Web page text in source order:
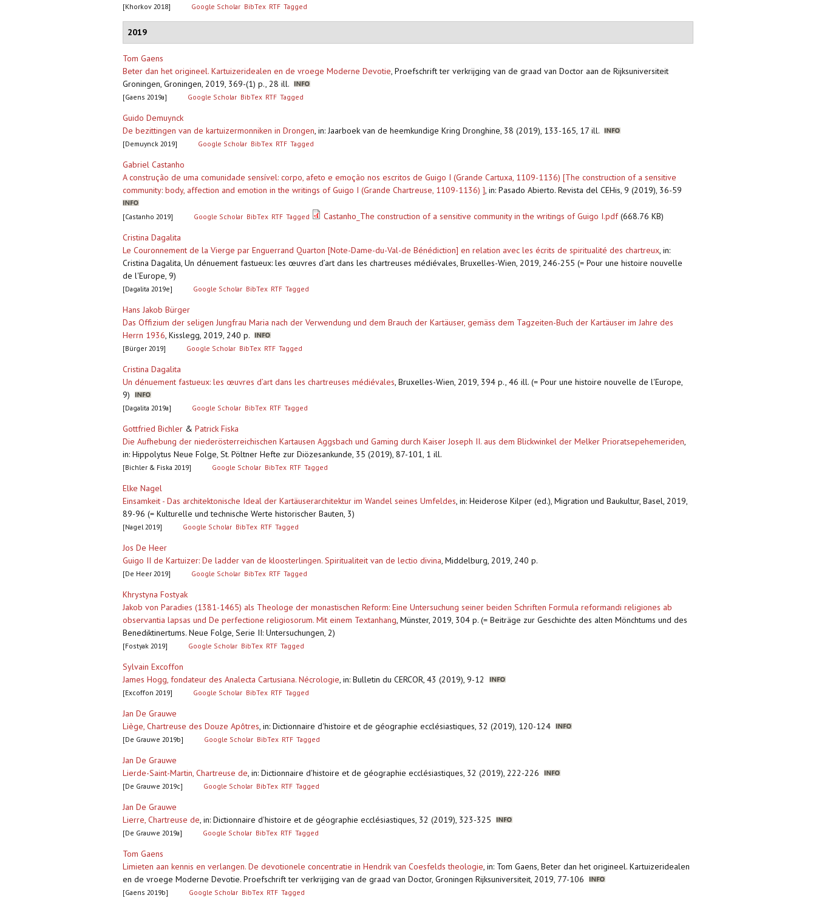
[Khorkov 2018] Google Scholar BibTex RTF Tagged
2019
Tom Gaens
Beter dan het origineel. Kartuizeridealen en de vroege Moderne Devotie, Proefschrift ter verkrijging van de graad van Doctor aan de Rijksuniversiteit
Groningen, Groningen, 2019, 369-(1) p., 28 ill.
[Gaens 2019a] Google Scholar BibTex RTF Tagged
Guido Demuynck
De bezittingen van de kartuizermonniken in Drongen, in: Jaarboek van de heemkundige Kring Dronghine, 38 (2019), 133-165, 17 ill.
[Demuynck 2019] Google Scholar BibTex RTF Tagged
Gabriel Castanho
A construção de uma comunidade sensível: corpo, afeto e emoção nos escritos de Guigo I (Grande Cartuxa, 1109-1136) [The construction of a sensitive
community: body, affection and emotion in the writings of Guigo I (Grande Chartreuse, 1109-1136) ], in: Pasado Abierto. Revista del CEHis, 9 (2019), 36-59
[Castanho 2019] Google Scholar BibTex RTF Tagged Castanho_The construction of a sensitive community in the writings of Guigo I.pdf(668.76 KB)
Cristina Dagalita
Le Couronnement de la Vierge par Enguerrand Quarton [Note-Dame-du-Val-de Bénédiction] en relation avec les écrits de spiritualité des chartreux, in:
Cristina Dagalita, Un dénuement fastueux: les œuvres d’art dans les chartreuses médiévales, Bruxelles-Wien, 2019, 246-255 (= Pour une histoire nouvelle
de l'Europe, 9)
[Dagalita 2019e] Google Scholar BibTex RTF Tagged
Hans Jakob Bürger
Das Offizium der seligen Jungfrau Maria nach der Verwendung und dem Brauch der Kartäuser, gemäss dem Tagzeiten-Buch der Kartäuser im Jahre des
Herrn 1936, Kisslegg, 2019, 240 p.
[Bürger 2019] Google Scholar BibTex RTF Tagged
Cristina Dagalita
Un dénuement fastueux: les œuvres d’art dans les chartreuses médiévales, Bruxelles-Wien, 2019, 394 p., 46 ill. (= Pour une histoire nouvelle de l'Europe,
9)
[Dagalita 2019a] Google Scholar BibTex RTF Tagged
Gottfried Bichler & Patrick Fiska
Die Aufhebung der niederösterreichischen Kartausen Aggsbach und Gaming durch Kaiser Joseph II. aus dem Blickwinkel der Melker Prioratsepehemeriden,
in: Hippolytus Neue Folge, St. Pöltner Hefte zur Diözesankunde, 35 (2019), 87-101, 1 ill.
[Bichler & Fiska 2019] Google Scholar BibTex RTF Tagged
Elke Nagel
Einsamkeit - Das architektonische Ideal der Kartäuserarchitektur im Wandel seines Umfeldes, in: Heiderose Kilper (ed.), Migration und Baukultur, Basel, 2019,
89-96 (= Kulturelle und technische Werte historischer Bauten, 3)
[Nagel 2019] Google Scholar BibTex RTF Tagged
Jos De Heer
Guigo II de Kartuizer: De ladder van de kloosterlingen. Spiritualiteit van de lectio divina, Middelburg, 2019, 240 p.
[De Heer 2019] Google Scholar BibTex RTF Tagged
Khrystyna Fostyak
Jakob von Paradies (1381-1465) als Theologe der monastischen Reform: Eine Untersuchung seiner beiden Schriften Formula reformandi religiones ab
observantia lapsas und De perfectione religiosorum. Mit einem Textanhang, Münster, 2019, 304 p. (= Beiträge zur Geschichte des alten Mönchtums und des
Benediktinertums. Neue Folge, Serie II: Untersuchungen, 2)
[Fostyak 2019] Google Scholar BibTex RTF Tagged
Sylvain Excoffon
James Hogg, fondateur des Analecta Cartusiana. Nécrologie, in: Bulletin du CERCOR, 43 (2019), 9-12
[Excoffon 2019] Google Scholar BibTex RTF Tagged
Jan De Grauwe
Liège, Chartreuse des Douze Apôtres, in: Dictionnaire d'histoire et de géographie ecclésiastiques, 32 (2019), 120-124
[De Grauwe 2019b] Google Scholar BibTex RTF Tagged
Jan De Grauwe
Lierde-Saint-Martin, Chartreuse de, in: Dictionnaire d'histoire et de géographie ecclésiastiques, 32 (2019), 222-226
[De Grauwe 2019c] Google Scholar BibTex RTF Tagged
Jan De Grauwe
Lierre, Chartreuse de, in: Dictionnaire d'histoire et de géographie ecclésiastiques, 32 (2019), 323-325
[De Grauwe 2019a] Google Scholar BibTex RTF Tagged
Tom Gaens
Limieten aan kennis en verlangen. De devotionele concentratie in Hendrik van Coesfelds theologie, in: Tom Gaens, Beter dan het origineel. Kartuizeridealen
en de vroege Moderne Devotie. Proefschrift ter verkrijging van de graad van Doctor, Groningen Rijksuniversiteit, 2019, 77-106
[Gaens 2019b] Google Scholar BibTex RTF Tagged